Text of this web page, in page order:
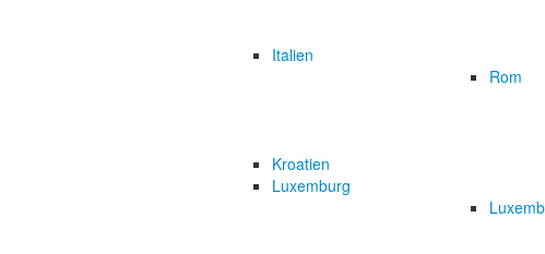
Italien
Rom
Kroatien
Luxemburg